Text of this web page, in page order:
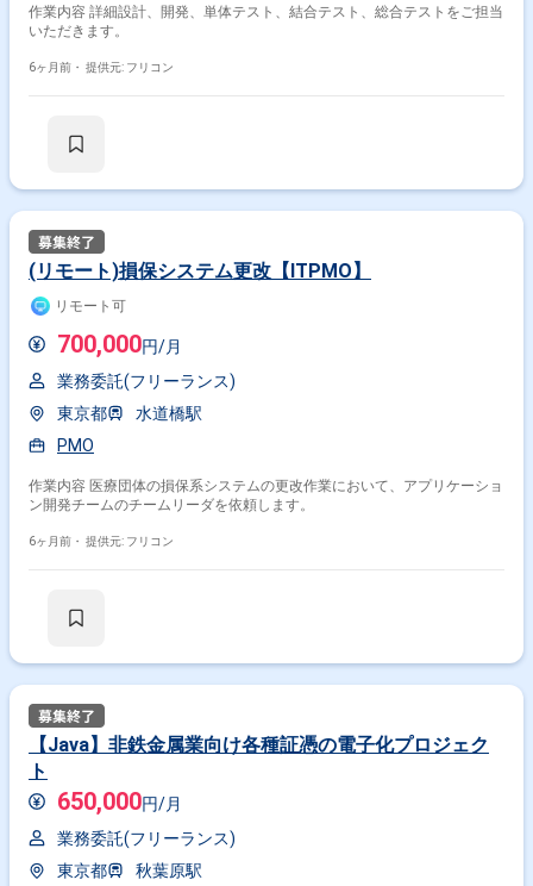
作業内容 詳細設計、開発、単体テスト、結合テスト、総合テストをご担当
いただきます。
6ヶ月前・ 提供元: フリコン
(リモート)損保システム更改【ITPMO】
リモート可
700,000円/月
業務委託(フリーランス)
東京都
水道橋駅
PMO
作業内容 医療団体の損保系システムの更改作業において、アプリケーショ
ン開発チームのチームリーダを依頼します。
6ヶ月前・ 提供元: フリコン
【Java】非鉄金属業向け各種証憑の電子化プロジェク
ト
650,000円/月
業務委託(フリーランス)
東京都
秋葉原駅
その他開発言語・スキルから探す
その他の職種から探す
サーバーサイドエンジニア PM
PMO
フロントエンドエンジニア